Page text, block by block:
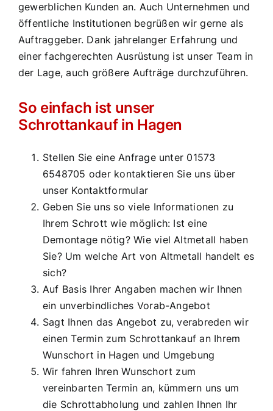
gewerblichen Kunden an. Auch Unternehmen und
öffentliche Institutionen begrüßen wir gerne als
Auftraggeber. Dank jahrelanger Erfahrung und
einer fachgerechten Ausrüstung ist unser Team in
der Lage, auch größere Aufträge durchzuführen.
So einfach ist unser
Schrottankauf in Hagen
Stellen Sie eine Anfrage unter 01573
6548705 oder kontaktieren Sie uns über
unser Kontaktformular
Geben Sie uns so viele Informationen zu
Ihrem Schrott wie möglich: Ist eine
Demontage nötig? Wie viel Altmetall haben
Sie? Um welche Art von Altmetall handelt es
sich?
Auf Basis Ihrer Angaben machen wir Ihnen
ein unverbindliches Vorab-Angebot
Sagt Ihnen das Angebot zu, verabreden wir
einen Termin zum Schrottankauf an Ihrem
Wunschort in Hagen und Umgebung
Wir fahren Ihren Wunschort zum
vereinbarten Termin an, kümmern uns um
die Schrottabholung und zahlen Ihnen Ihr